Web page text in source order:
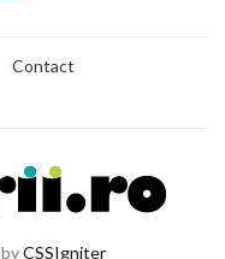
Contact
byCSSIgniter